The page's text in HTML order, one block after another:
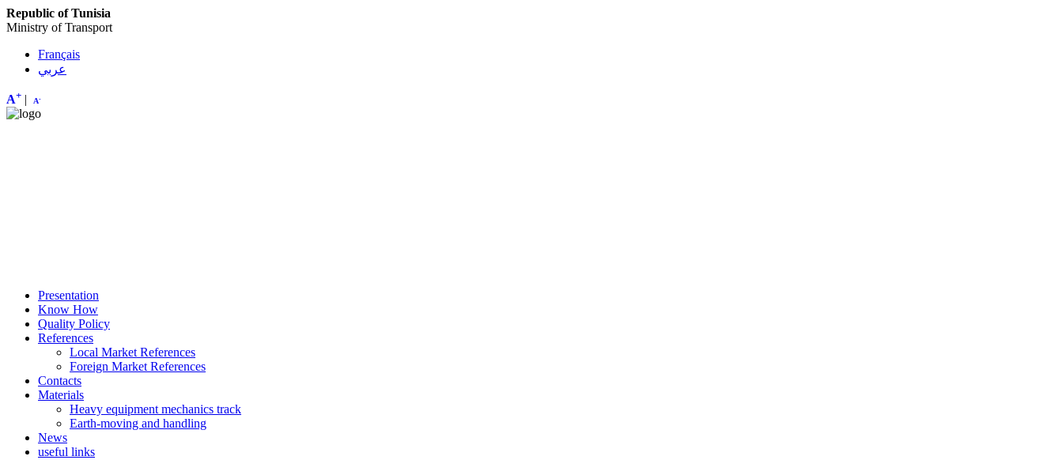
Republic of Tunisia
Ministry of Transport
Français
عربي
A+ | A-
Presentation
Know How
Quality Policy
References
Local Market References
Foreign Market References
Contacts
Materials
Heavy equipment mechanics track
Earth-moving and handling
News
useful links